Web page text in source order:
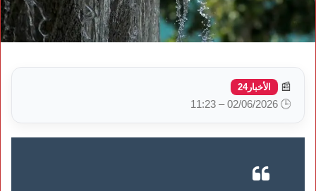
📰 الأخبار24
🕒 02/06/2026 – 11:23